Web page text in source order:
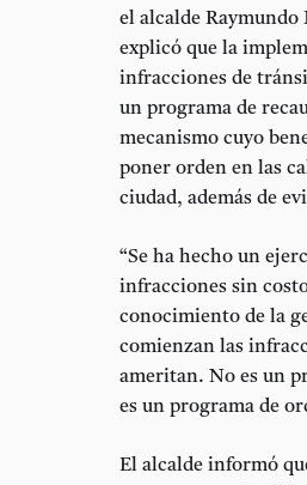
el alcalde
explicó que la
infracciones de
un programa de
mecanismo cuyo
poner orden en las
ciudad, además de
“Se ha hecho un
infracciones sin
conocimiento de la
comienzan las
ameritan. No es un
es un programa de
El alcalde informó